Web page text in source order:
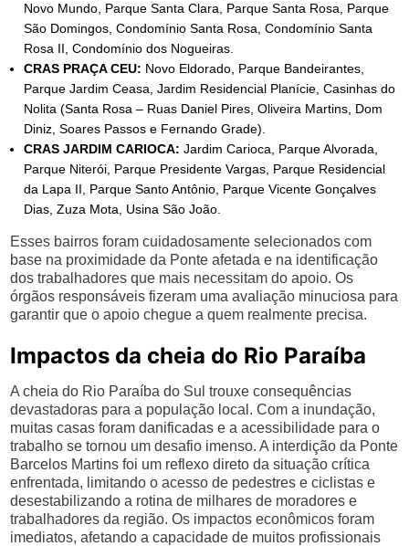
Novo Mundo, Parque Santa Clara, Parque Santa Rosa, Parque
São Domingos, Condomínio Santa Rosa, Condomínio Santa
Rosa II, Condomínio dos Nogueiras.
CRAS PRAÇA CEU: Novo Eldorado, Parque Bandeirantes,
Parque Jardim Ceasa, Jardim Residencial Planície, Casinhas do
Nolita (Santa Rosa – Ruas Daniel Pires, Oliveira Martins, Dom
Diniz, Soares Passos e Fernando Grade).
CRAS JARDIM CARIOCA: Jardim Carioca, Parque Alvorada,
Parque Niterói, Parque Presidente Vargas, Parque Residencial
da Lapa II, Parque Santo Antônio, Parque Vicente Gonçalves
Dias, Zuza Mota, Usina São João.
Esses bairros foram cuidadosamente selecionados com
base na proximidade da Ponte afetada e na identificação
dos trabalhadores que mais necessitam do apoio. Os
órgãos responsáveis fizeram uma avaliação minuciosa para
garantir que o apoio chegue a quem realmente precisa.
Impactos da cheia do Rio Paraíba
A cheia do Rio Paraíba do Sul trouxe consequências
devastadoras para a população local. Com a inundação,
muitas casas foram danificadas e a acessibilidade para o
trabalho se tornou um desafio imenso. A interdição da Ponte
Barcelos Martins foi um reflexo direto da situação crítica
enfrentada, limitando o acesso de pedestres e ciclistas e
desestabilizando a rotina de milhares de moradores e
trabalhadores da região. Os impactos econômicos foram
imediatos, afetando a capacidade de muitos profissionais